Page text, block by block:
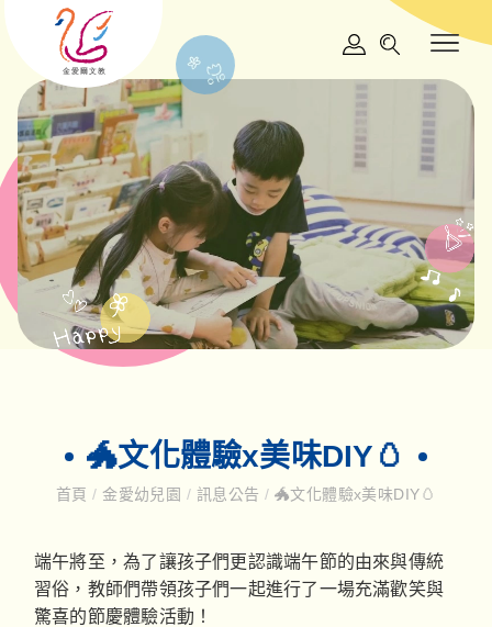
🐲文化體驗x美味DIY🥚
首頁/ 金愛幼兒園 / 訊息公告 / 🐲文化體驗x美味DIY🥚
端午將至，為了讓孩子們更認識端午節的由來與傳統
習俗，教師們帶領孩子們一起進行了一場充滿歡笑與
驚喜的節慶體驗活動！